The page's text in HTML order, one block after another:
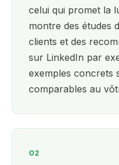
celui qui promet la
montre des études
clients et des
sur LinkedIn par
exemples concrets
comparables au
02